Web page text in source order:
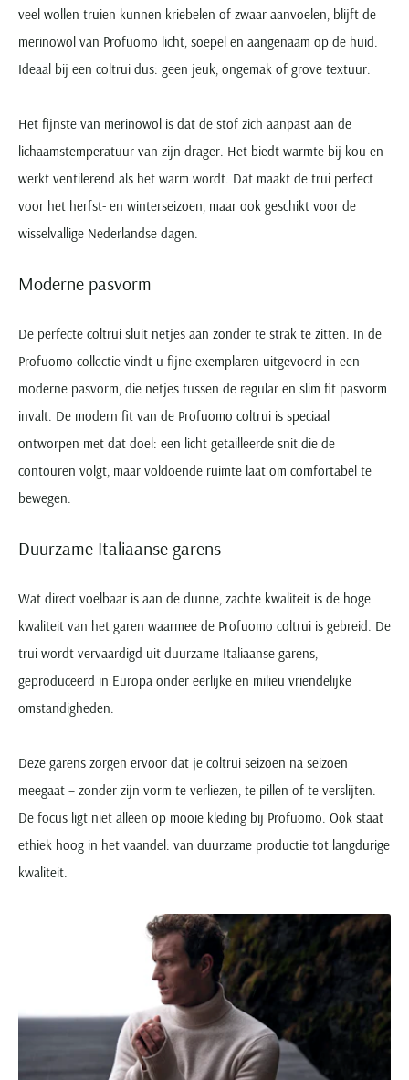
veel wollen truien kunnen kriebelen of zwaar aanvoelen, blijft de
merinowol van Profuomo licht, soepel en aangenaam op de huid.
Ideaal bij een coltrui dus: geen jeuk, ongemak of grove textuur.
Het fijnste van merinowol is dat de stof zich aanpast aan de
lichaamstemperatuur van zijn drager. Het biedt warmte bij kou en
werkt ventilerend als het warm wordt. Dat maakt de trui perfect
voor het herfst- en winterseizoen, maar ook geschikt voor de
wisselvallige Nederlandse dagen.
Moderne pasvorm
De perfecte coltrui sluit netjes aan zonder te strak te zitten. In de
Profuomo collectie vindt u fijne exemplaren uitgevoerd in een
moderne pasvorm, die netjes tussen de regular en slim fit pasvorm
invalt. De modern fit van de Profuomo coltrui is speciaal
ontworpen met dat doel: een licht getailleerde snit die de
contouren volgt, maar voldoende ruimte laat om comfortabel te
bewegen.
Duurzame Italiaanse garens
Wat direct voelbaar is aan de dunne, zachte kwaliteit is de hoge
kwaliteit van het garen waarmee de Profuomo coltrui is gebreid. De
trui wordt vervaardigd uit duurzame Italiaanse garens,
geproduceerd in Europa onder eerlijke en milieu vriendelijke
omstandigheden.
Deze garens zorgen ervoor dat je coltrui seizoen na seizoen
meegaat – zonder zijn vorm te verliezen, te pillen of te verslijten.
De focus ligt niet alleen op mooie kleding bij Profuomo. Ook staat
ethiek hoog in het vaandel: van duurzame productie tot langdurige
kwaliteit.